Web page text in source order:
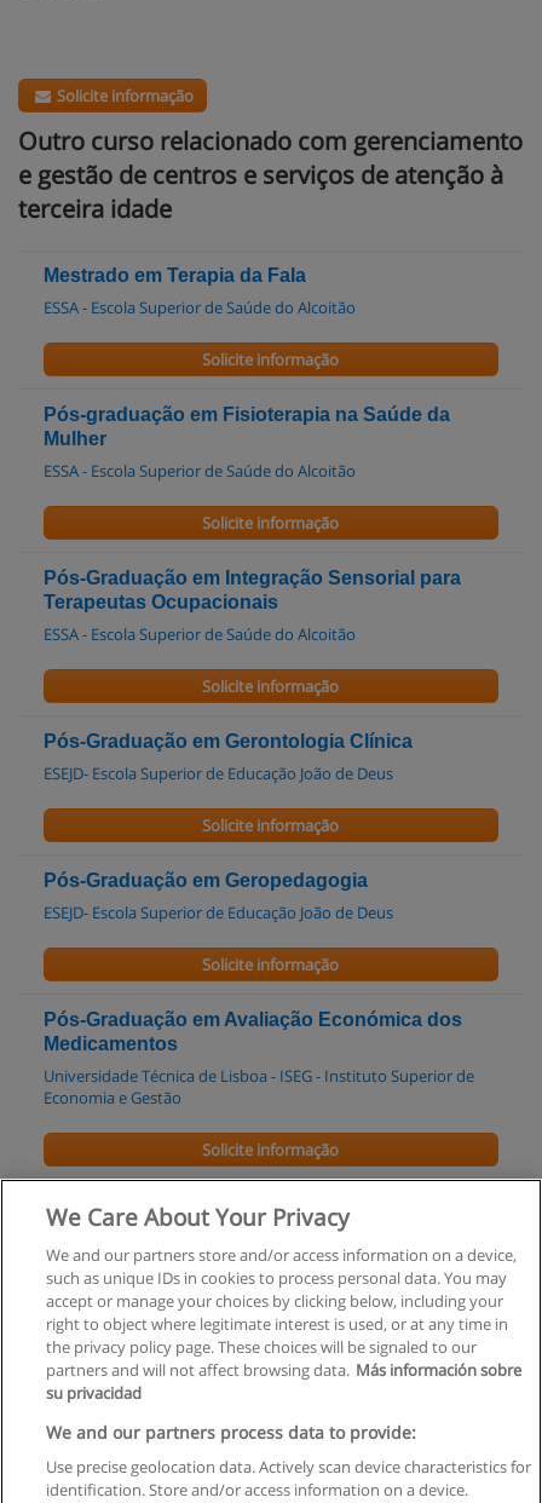
Solicite informação
Outro curso relacionado com gerenciamento
e gestão de centros e serviços de atenção à
terceira idade
Mestrado em Terapia da Fala
ESSA - Escola Superior de Saúde do Alcoitão
Solicite informação
Pós-graduação em Fisioterapia na Saúde da
Mulher
ESSA - Escola Superior de Saúde do Alcoitão
Solicite informação
Pós-Graduação em Integração Sensorial para
Terapeutas Ocupacionais
ESSA - Escola Superior de Saúde do Alcoitão
Solicite informação
Pós-Graduação em Gerontologia Clínica
ESEJD- Escola Superior de Educação João de Deus
Solicite informação
Pós-Graduação em Geropedagogia
ESEJD- Escola Superior de Educação João de Deus
Solicite informação
Pós-Graduação em Avaliação Económica dos
Medicamentos
Universidade Técnica de Lisboa - ISEG - Instituto Superior de
Economia e Gestão
Solicite informação
Licenciatura em Ciências da Saúde
Solicite informação
Regras de uso
Privacidade de dados
We Care About Your Privacy
We and our partners store and/or access information on a device,
such as unique IDs in cookies to process personal data. You may
accept or manage your choices by clicking below, including your
right to object where legitimate interest is used, or at any time in
the privacy policy page. These choices will be signaled to our
partners and will not affect browsing data. Más información sobre
su privacidad
We and our partners process data to provide:
Use precise geolocation data. Actively scan device characteristics for
identification. Store and/or access information on a device.